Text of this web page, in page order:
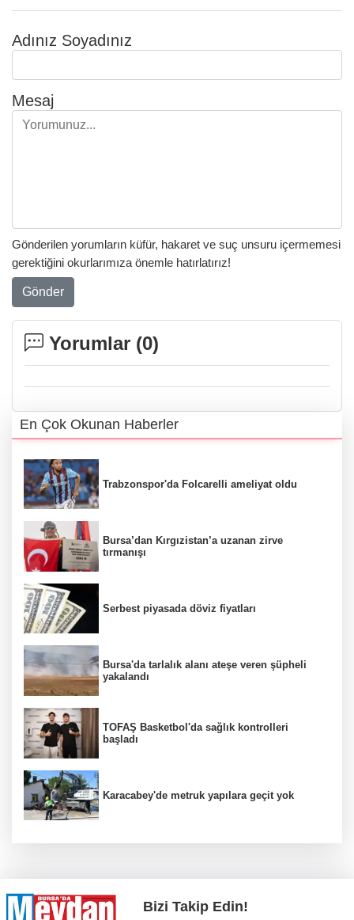
Adınız Soyadınız
Mesaj
Gönderilen yorumların küfür, hakaret ve suç unsuru içermemesi
gerektiğini okurlarımıza önemle hatırlatırız!
Gönder
Yorumlar (0)
En Çok Okunan Haberler
Trabzonspor'da Folcarelli ameliyat oldu
Bursa’dan Kırgızistan’a uzanan zirve
tırmanışı
Serbest piyasada döviz fiyatları
Bursa'da tarlalık alanı ateşe veren şüpheli
yakalandı
TOFAŞ Basketbol'da sağlık kontrolleri
başladı
Karacabey'de metruk yapılara geçit yok
Bizi Takip Edin!